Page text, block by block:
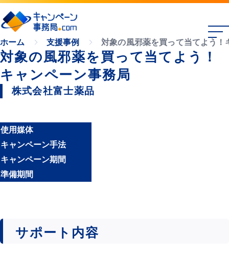
ホーム 支援事例 対象の風邪薬を買って当てよう！
対象の風邪薬を買って当てよう！
キャンペーン事務局
株式会社富士薬品
使用媒体
キャンペーン手法
キャンペーン期間
準備期間
サポート内容